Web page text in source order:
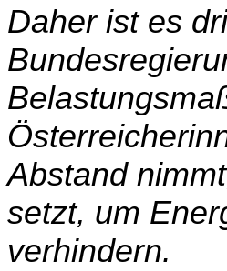
Daher ist es
Abstand
setzt, um
verhindern.